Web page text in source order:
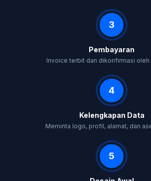
3
Pembayaran
Invoice terbit dan dikonfirmasi oleh
4
Kelengkapan Data
Meminta logo, profil, alamat, dan
5